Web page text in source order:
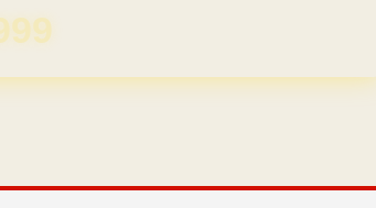
for 1 Year